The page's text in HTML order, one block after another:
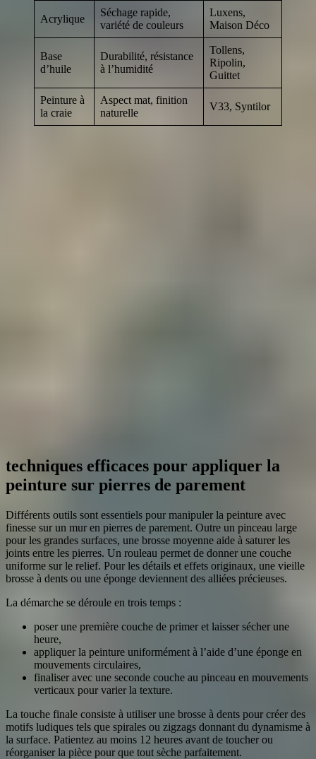
Acrylique
Séchage rapide,
variété de couleurs
Luxens,
Maison Déco
Base
d’huile
Durabilité, résistance
à l’humidité
Tollens,
Ripolin,
Guittet
Peinture à
la craie
Aspect mat, finition
naturelle
V33, Syntilor
techniques efficaces pour appliquer la
peinture sur pierres de parement
Différents outils sont essentiels pour manipuler la peinture avec
finesse sur un mur en pierres de parement. Outre un pinceau large
pour les grandes surfaces, une brosse moyenne aide à saturer les
joints entre les pierres. Un rouleau permet de donner une couche
uniforme sur le relief. Pour les détails et effets originaux, une vieille
brosse à dents ou une éponge deviennent des alliées précieuses.
La démarche se déroule en trois temps :
poser une première couche de primer et laisser sécher une
heure,
appliquer la peinture uniformément à l’aide d’une éponge en
mouvements circulaires,
finaliser avec une seconde couche au pinceau en mouvements
verticaux pour varier la texture.
La touche finale consiste à utiliser une brosse à dents pour créer des
motifs ludiques tels que spirales ou zigzags donnant du dynamisme à
la surface. Patientez au moins 12 heures avant de toucher ou
réorganiser la pièce pour que tout sèche parfaitement.